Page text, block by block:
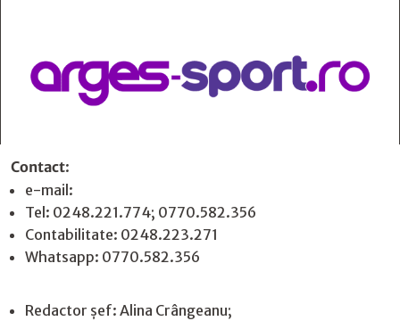
Contact:
e-mail:
Tel: 0248.221.774; 0770.582.356
Contabilitate: 0248.223.271
Whatsapp: 0770.582.356
Redactor șef: Alina Crângeanu;